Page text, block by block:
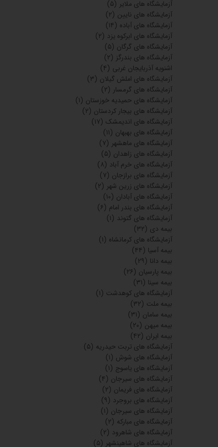
آزمایشگاه های ملایر (۵)
آزمایشگاه های نایین (۲)
آزمایشگاه های آباده (۱۴)
آزمایشگاه های ابرکوه یزد (۲)
آزمایشگاه های گرگان (۵)
آزمایشگاه های بندرگز (۲)
اشنویه آذربایجان غربی (۴)
آزمایشگاه های املش گیلان (۳)
آزمایشگاه های گرمسار (۲)
آزمایشگاه های حمیدیه خوزستان (۱)
آزمایشگاه های بیجار کردستان (۲)
آزمایشگاه های اندیمشک (۱۷)
آزمایشگاه های بهبهان (۱۱)
آزمایشگاه های ماهشهر (۷)
آزمایشگاه های زاهدان (۵)
آزمایشگاه های خرم آباد (۸)
آزمایشگاه های برازجان (۷)
آزمایشگاه های زرین شهر (۲)
آزمایشگاه های آبادان (۱۰)
آزمایشگاه های بندر امام (۶)
آزمایشگاه های گتوند (۱)
بیمه دی (۳۲)
آزمایشگاه های کرمانشاه (۱)
بیمه آسیا (۴۴)
بیمه دانا (۲۹)
بیمه پارسیان (۲۶)
بیمه سینا (۳۱)
آزمایشگاه های کوهدشت (۱)
بیمه ملت (۳۲)
بیمه سامان (۳۱)
بیمه میهن (۲۰)
بیمه ایران (۴۲)
آزمایشگاه های تربت حیدریه (۵)
آزمایشگاه های شوش (۱)
آزمایشگاه های یاسوج (۱)
آزمایشگاه های سیرجان (۴)
آزمایشگاه های فریمان (۲)
آزمایشگاه های بروجرد (۹)
آزمایشگاه های سیرجان (۱)
آزمایشگاه های مبارکه (۲)
آزمایشگاه های شاهرود (۲)
آزمایشگاه های شاهینشهر (۵)